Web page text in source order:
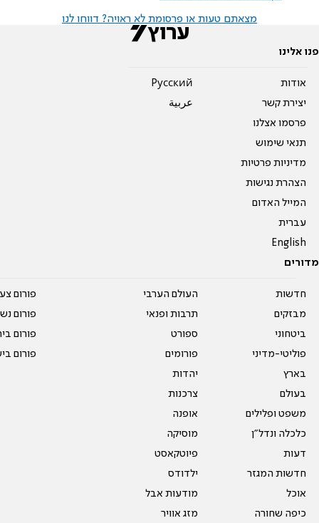
מצאתם טעות או פרסומת לא ראויה? דווחו לנו
פנו אלינו
אודות
יצירת קשר
פרסמו אצלנו
תנאי שימוש
מדיניות פרטיות
הצהרת נגישות
המייל האדום
עברית
English
Pусский
عربية
מדורים
חדשות
מבזקים
ביטחוני
פוליטי-מדיני
בארץ
בעולם
משפט ופלילים
כלכלה ונדל"ן
דעות
חדשות המגזר
אוכל
כיפה שחורה
העולם הערבי
תרבות ופנאי
ספורט
פורומים
יהדות
צרכנות
אופנה
מוסיקה
פיוטקאסט
ילדודס
מודעות אבל
מזג אוויר
פורום
פורום
פורום
פורום